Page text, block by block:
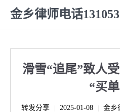
金乡律师电话
滑雪“追尾”致人
“买单
转发分享 2025-01-08 金乡